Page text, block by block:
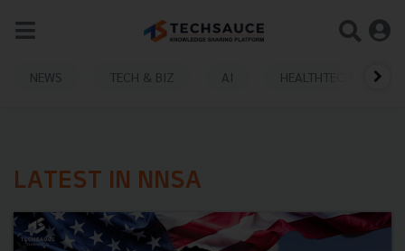
NEWS TECH & BIZ AI HEALTHTECH
LATEST IN NNSA